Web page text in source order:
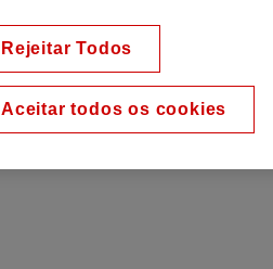
Rejeitar Todos
Aceitar todos os cookies